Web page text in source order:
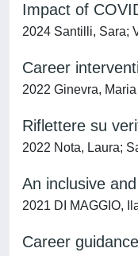
Impact of
2024 Santilli, Sara;
Career
2022 Ginevra,
Riflettere su
2022 Nota, Laura;
An inclusive
2021 DI MAGGIO,
Career